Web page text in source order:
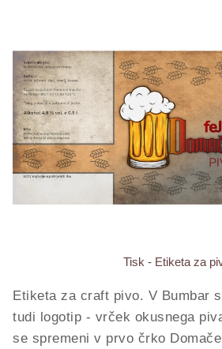
Tisk - Etiketa za
Etiketa za craft pivo. V Bumbar
tudi logotip - vrček okusnega
se spremeni v prvo črko